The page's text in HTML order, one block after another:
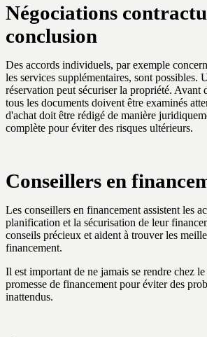
Négociations
conclusion
Des accords individuels, par exemple
les services supplémentaires, sont possibles.
réservation peut sécuriser la propriété. Avant
tous les documents doivent être examinés
d'achat doit être rédigé de manière
complète pour éviter des risques ultérieurs.
Conseillers en
Les conseillers en financement assistent les
planification et la sécurisation de leur
conseils précieux et aident à trouver les
financement.
Il est important de ne jamais se rendre chez
promesse de financement pour éviter des
inattendus.